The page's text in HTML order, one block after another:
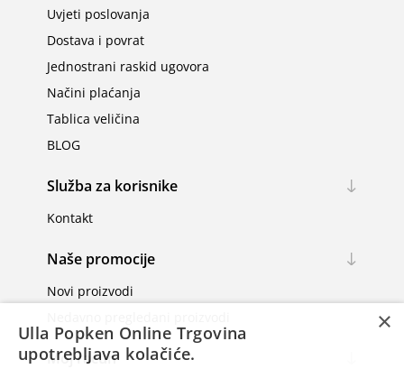
Uvjeti poslovanja
Dostava i povrat
Jednostrani raskid ugovora
Načini plaćanja
Tablica veličina
BLOG
Služba za korisnike
Kontakt
Naše promocije
Novi proizvodi
Moj račun
×
Ulla Popken Online Trgovina
upotrebljava kolačiće.